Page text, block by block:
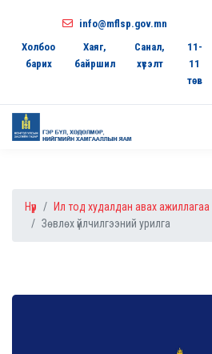
info@mflsp.gov.mn
Холбоо
барих
Хаяг,
байршил
Санал,
хүсэлт
11-
11
төв
Нүүр
Ил тод худалдан авах ажиллагаа
Зөвлөх үйлчилгээний урилга